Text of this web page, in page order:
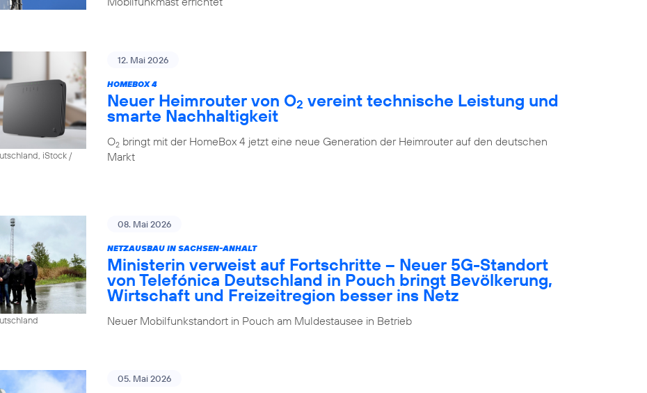
iStock /
12. Mai 2026
HOMEBOX 4
Neuer Heimrouter von O2 vereint technische Leistung und
smarte Nachhaltigkeit
O2 bringt mit der HomeBox 4 jetzt eine neue Generation der Heimrouter auf den deutschen
Markt
08. Mai 2026
NETZAUSBAU IN SACHSEN-ANHALT
Ministerin verweist auf Fortschritte – Neuer 5G-Standort
von Telefónica Deutschland in Pouch bringt Bevölkerung,
Wirtschaft und Freizeitregion besser ins Netz
Neuer Mobilfunkstandort in Pouch am Muldestausee in Betrieb
05. Mai 2026